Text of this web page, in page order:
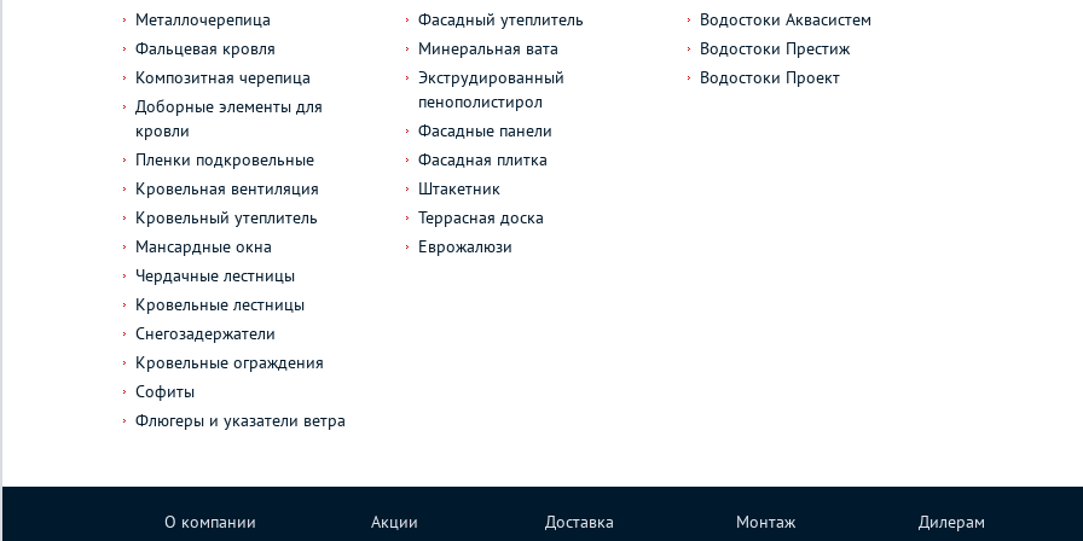
Металлочерепица
Фальцевая кровля
Композитная черепица
Доборные элементы для
кровли
Пленки подкровельные
Кровельная вентиляция
Кровельный утеплитель
Мансардные окна
Чердачные лестницы
Кровельные лестницы
Снегозадержатели
Кровельные ограждения
Софиты
Флюгеры и указатели ветра
Фасадный утеплитель
Минеральная вата
Экструдированный
пенополистирол
Фасадные панели
Фасадная плитка
Штакетник
Террасная доска
Еврожалюзи
Водостоки Аквасистем
Водостоки Престиж
Водостоки Проект
О компании Акции Доставка Монтаж Дилерам